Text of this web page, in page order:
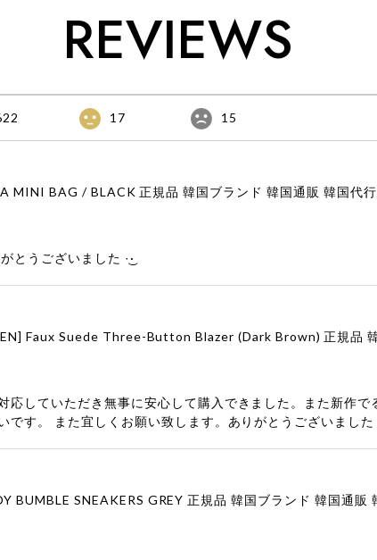
REVIEWS
17 15
とうございました‪ ·͜·
応していただき無事に安心して購入できました。また新作で
です。 また宜しくお願い致します。ありがとうございました